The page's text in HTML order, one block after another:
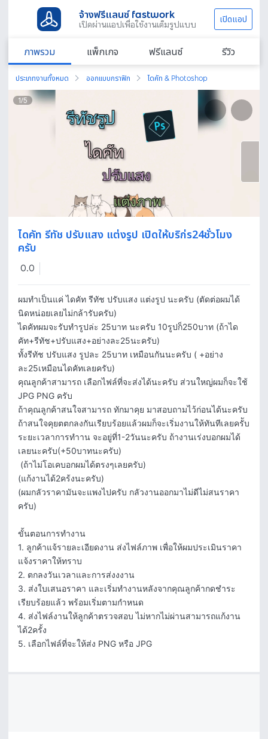
จ้างฟรีแลนซ์ fastwork
เปิดผ่านแอปเพื่อใช้งานเต็มรูปแบบ เปิดแอป
ภาพรวม แพ็กเกจ ฟรีแลนซ์ รีวิว
ประเภทงานทั้งหมด ออกแบบกราฟิก ไดคัท & Photoshop
1/5
ไดคัท รีทัช ปรับแสง แต่งรูป เปิดให้บริก่ร24ชั่วโมง
ครับ
0.0
ผมทำเป็นแค่ ไดคัท รีทัช ปรับแสง แต่งรูป นะครับ (ตัดต่อผมได้
นิดหน่อยเลยไม่กล้ารับครับ)
ไดคัทผมจะรับทำรูปล่ะ 25บาท นะครับ 10รูปก็250บาท (ถ้าได
คัท+รีทัช+ปรับแสง+อย่างละ25นะครับ)
ทั้งรีทัช ปรับแสง รูปละ 25บาท เหมือนกันนะครับ ( +อย่าง
ละ25เหมือนไดคัทเลยครับ)
คุณลูกค้าสามารถ เลือกไฟล์ที่จะส่งได้นะครับ ส่วนใหญ่ผมก็จะใช้
JPG PNG ครับ
ถ้าคุณลูกค้าสนใจสามารถ ทักมาคุย มาสอบถามไว้ก่อนได้นะครับ
ถ้าสนใจคุยตตกลงกันเรียบร้อยแล้วผมก็จะเริ่มงานให้ทันทีเลยครัับ
ระยะเวลาการทำาน จะอยู่ที่1-2วันนะครับ ถ้างานเร่งบอกผมได้
เลยนะครับ(+50บาทนะครับ)
(แก้งานได้2คร้งนะครับ)
(ผมกลัวราคามันจะแพงไปครับ กลัวงานออกมาไม่ดีไม่สนราคา
ครับ)
ขั้นตอนการทำงาน
1. ลูกค้าแจ้รายละเอียดงาน ส่งไฟล์ภาพ เพื่อให้ผมประเมินราคา
แจ้งราคาให้ทราบ
2. ตกลงวันเวลาและการส่งงงาน
3. ส่งใบเสนอราคา และเริ่มทำงานหลังจากคุณลูกค้ากดชำระ
เรียบร้อยแล้ว พร้อมเริ่มตามกำหนด
4. ส่งไฟล์งานให้ลูกค้าตรวจสอบ ไม่หากไม่ผ่านสามารถแก้งาน
ได้2ครั้ง
5. เลือกไฟล์ที่จะให้ส่ง PNG หรือ JPG